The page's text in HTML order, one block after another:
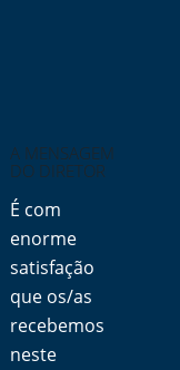
A MENSAGEM
DO DIRETOR
É com
enorme
satisfação
que os/as
recebemos
neste